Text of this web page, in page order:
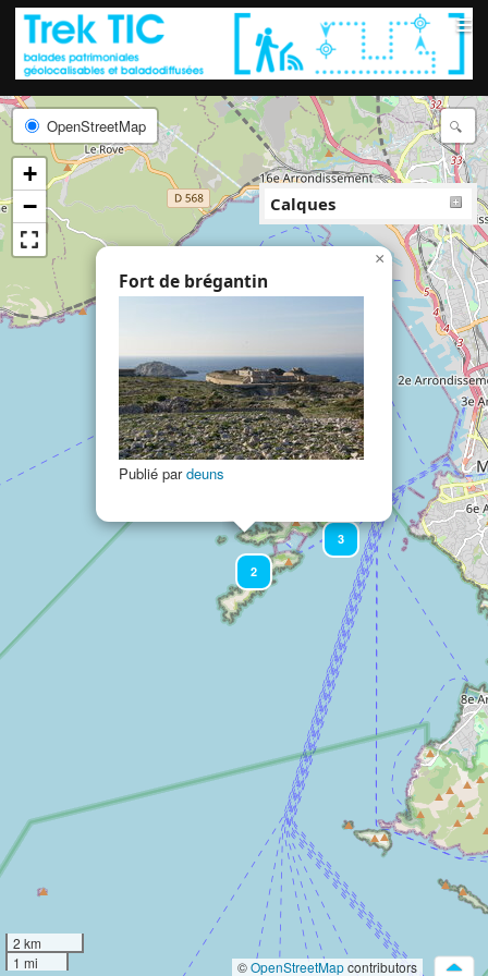
≡
2
3
Fort de brégantin
Publié pardeuns
×
OpenStreetMap
+
−
Calques
2 km
1 mi
©OpenStreetMapcontributors